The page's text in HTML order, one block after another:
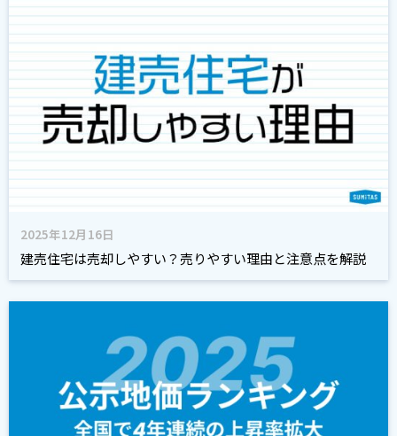
2025年12月16日
建売住宅は売却しやすい？売りやすい理由と注意点を解説